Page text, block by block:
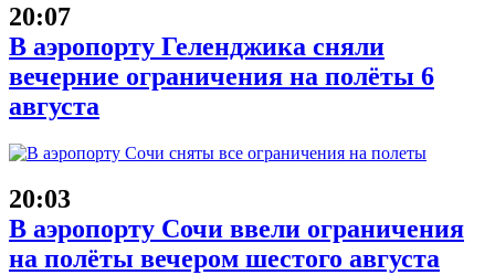
20:07
В аэропорту Геленджика сняли
вечерние ограничения на полёты 6
августа
20:03
В аэропорту Сочи ввели ограничения
на полёты вечером шестого августа